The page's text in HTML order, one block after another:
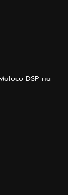
DSP на